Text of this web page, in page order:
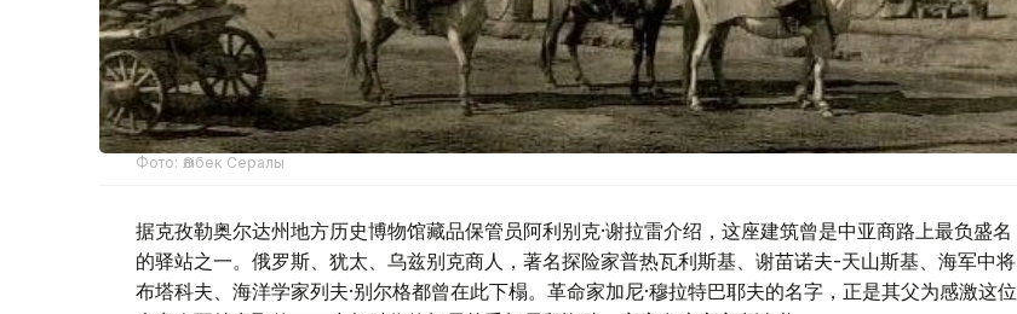
Фото: Әлібек Сералы
据克孜勒奥尔达州地方历史博物馆藏品保管员阿利别克·谢拉雷介绍，这座建筑曾是中亚商路上最负盛名
的驿站之一。俄罗斯、犹太、乌兹别克商人，著名探险家普热瓦利斯基、谢苗诺夫-天山斯基、海军中将
布塔科夫、海洋学家列夫·别尔格都曾在此下榻。革命家加尼·穆拉特巴耶夫的名字，正是其父为感激这位